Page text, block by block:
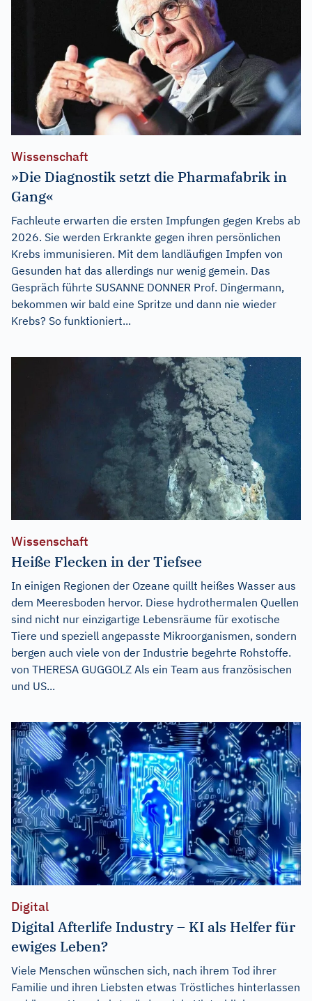
Wissenschaft
»Die Diagnostik setzt die Pharmafabrik in
Gang«
Fachleute erwarten die ersten Impfungen gegen Krebs ab
2026. Sie werden Erkrankte gegen ihren persönlichen
Krebs immunisieren. Mit dem landläufigen Impfen von
Gesunden hat das allerdings nur wenig gemein. Das
Gespräch führte SUSANNE DONNER Prof. Dingermann,
bekommen wir bald eine Spritze und dann nie wieder
Krebs? So funktioniert...
Wissenschaft
Heiße Flecken in der Tiefsee
In einigen Regionen der Ozeane quillt heißes Wasser aus
dem Meeresboden hervor. Diese hydrothermalen Quellen
sind nicht nur einzigartige Lebensräume für exotische
Tiere und speziell angepasste Mikroorganismen, sondern
bergen auch viele von der Industrie begehrte Rohstoffe.
von THERESA GUGGOLZ Als ein Team aus französischen
und US...
Digital
Digital Afterlife Industry – KI als Helfer für
ewiges Leben?
Viele Menschen wünschen sich, nach ihrem Tod ihrer
Familie und ihren Liebsten etwas Tröstliches hinterlassen